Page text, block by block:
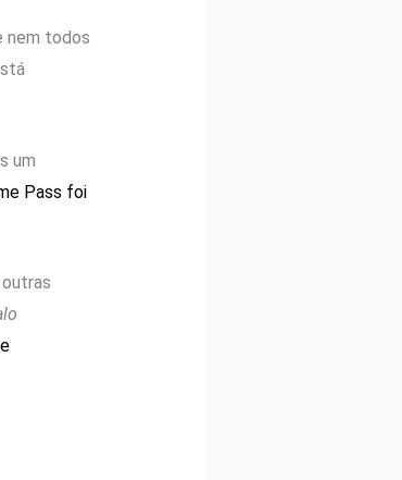
nem todos
um
Pass foi